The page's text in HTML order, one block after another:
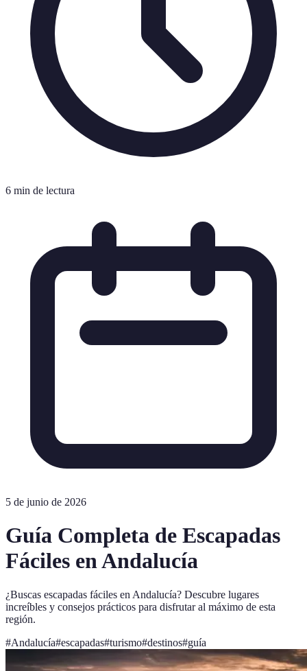
6 min de lectura
5 de junio de 2026
Guía Completa de Escapadas
Fáciles en Andalucía
¿Buscas escapadas fáciles en Andalucía? Descubre lugares
increíbles y consejos prácticos para disfrutar al máximo de esta
región.
#Andalucía#escapadas#turismo#destinos#guía